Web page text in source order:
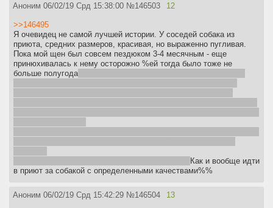
Аноним 06/02/19 Срд 15:38:00 №146503 12
>>146495
Я очевидец не самой лучшей истории. У соседей собака из
приюта, средних размеров, красивая, но выраженно пугливая.
Пока мой щен был совсем пездюком 3-4 месячным - еще
принюхивалась к нему осторожно %ей тогда было тоже не
больше полугода
Как и вообще идти
в приют за собакой с определенными качествами%%
Аноним 06/02/19 Срд 15:42:29 №146504 13